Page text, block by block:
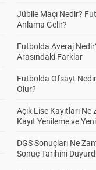
Jübile Maçı Nedir?
Anlama Gelir?
Futbolda Averaj
Arasındaki Farklar
Futbolda Ofsayt
Olur?
Açık Lise Kayıtları
Kayıt Yenileme ve
DGS Sonuçları Ne
Sonuç Tarihini